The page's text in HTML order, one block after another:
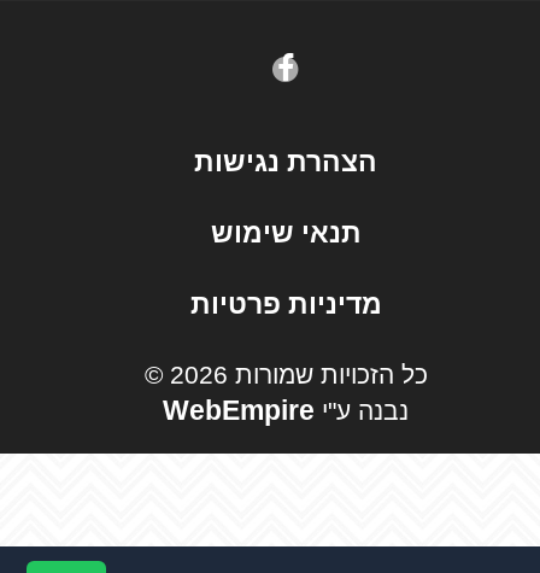
הצהרת נגישות
תנאי שימוש
מדיניות פרטיות
© כל הזכויות שמורות 2026
WebEmpire נבנה ע"י